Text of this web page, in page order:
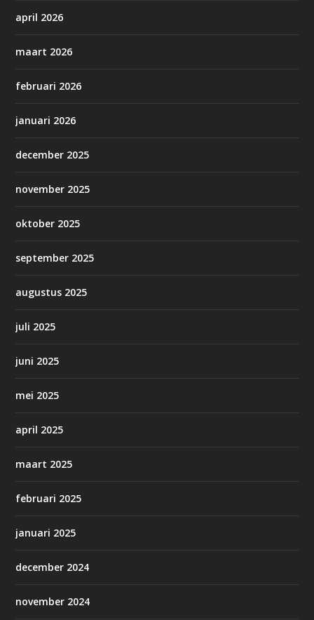
april 2026
maart 2026
februari 2026
januari 2026
december 2025
november 2025
oktober 2025
september 2025
augustus 2025
juli 2025
juni 2025
mei 2025
april 2025
maart 2025
februari 2025
januari 2025
december 2024
november 2024